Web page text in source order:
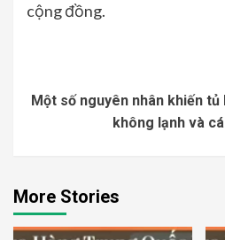
cộng đồng.
Reading
Một số nguyên nhân khiến
không lạnh và
More Stories